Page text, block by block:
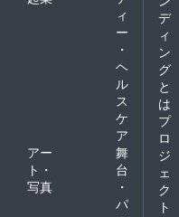
ィ
ー
・
ヘ
ル
ス
ケ
ア
アー
ト・
写真
舞
台
・
パ
デ
ィ
ン
グ
と
は
プ
ロ
ジ
ェ
ク
ト